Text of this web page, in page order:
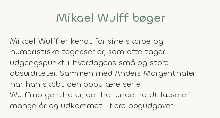
Mikael Wulff bøger
Mikael Wulff er kendt for sine skarpe og
humoristiske tegneserier, som ofte tager
udgangspunkt i hverdagens små og store
absurditeter. Sammen med Anders Morgenthaler
har han skabt den populære serie
Wulffmorgenthaler, der har underholdt læsere i
mange år og udkommet i flere bogudgaver.